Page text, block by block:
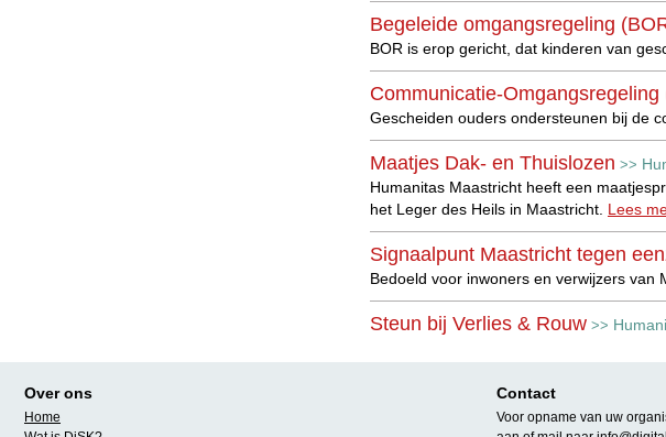
Begeleide omgangsregeling
BOR is erop gericht, dat kinderen van
Communicatie-
Gescheiden ouders ondersteunen bij de
Maatjes Dak- en Thuislozen >>
Humanitas Maastricht heeft een
het Leger des Heils in Maastricht. Lees
Signaalpunt Maastricht tegen
Bedoeld voor inwoners en verwijzers van
Steun bij Verlies & Rouw >>
Vriendschappelijk contact
Een vrijwilliger helpt bij het opbouwen/
Over ons
Home
Contact
Voor opname van uw